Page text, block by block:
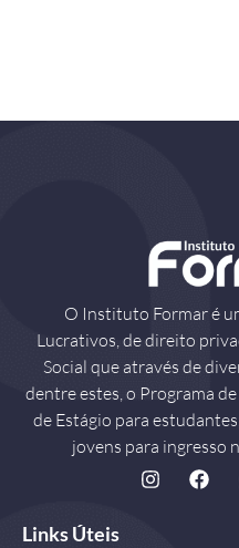
O Instituto Formar é
Lucrativos, de direito
Social que através de
dentre estes, o Programa
de Estágio para
jovens para ingresso
Links Úteis